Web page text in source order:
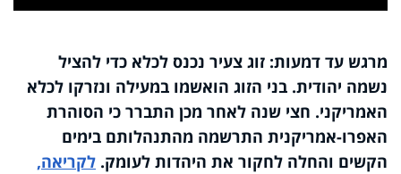
Video
מרגש עד דמעות: זוג צעיר נכנס לכלא כדי להציל
נשמה יהודית. בני הזוג הואשמו במעילה ונזרקו לכלא
האמריקני. חצי שנה לאחר מכן התברר כי הסוהרת
האפרו-אמריקנית התרשמה מהתנהלותם בימים
הקשים והחלה לחקור את היהדות לעומק. לקריאה,